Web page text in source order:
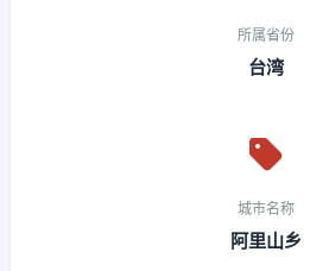
所属省份
台湾
城市名称
阿里山乡